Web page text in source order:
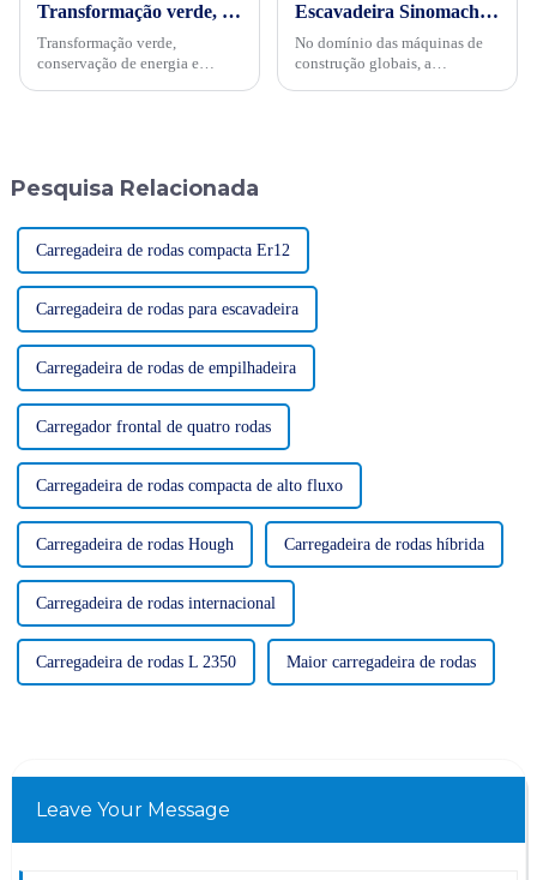
Transformação verde, conservação de energia e trabalho árduoPor ocasião da "34ª Semana Publicitária de Conservação de Energia" nacional de 2024, no dia 15 de maio, empresas internacionais realizaram projetos de energia
Transformação verde,
conservação de energia e
Escavadeira Sinomach atinge um marco de 14.522,3 horas de operação！
No domínio das máquinas de
construção globais, a
Pesquisa Relacionada
Carregadeira de rodas compacta Er12
Carregadeira de rodas para escavadeira
Carregadeira de rodas de empilhadeira
Carregador frontal de quatro rodas
Carregadeira de rodas compacta de alto fluxo
Carregadeira de rodas Hough Carregadeira de rodas híbrida
Carregadeira de rodas internacional
Carregadeira de rodas L 2350 Maior carregadeira de rodas
Leave Your Message